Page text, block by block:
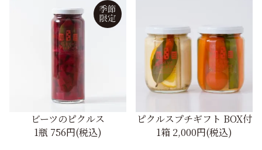
ビーツのピクルス
1瓶 756円(税込)
ピクルスプチギフト BOX付
1箱 2,000円(税込)